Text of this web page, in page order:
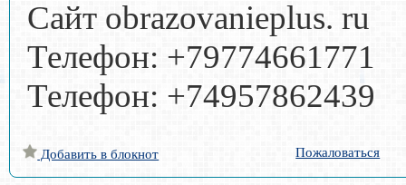
Сайт obrazovanieplus. ru
Телефон: +79774661771
Телефон: +74957862439
Добавить в блокнот Пожаловаться